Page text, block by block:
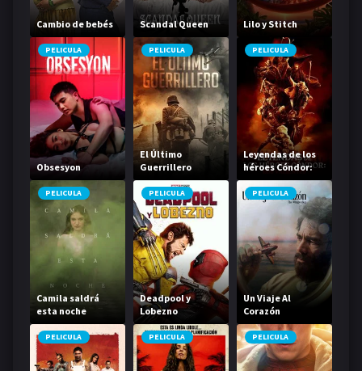
Cambio de bebés Scandal Queen Lilo y Stitch
PELICULA
Obsesyon
PELICULA
El Último
Guerrillero
PELICULA
Leyendas de los
héroes Cóndor:
Los valientes
PELICULA
Camila saldrá
esta noche
PELICULA
Deadpool y
Lobezno
PELICULA
Un Viaje Al
Corazón
PELICULA PELICULA PELICULA